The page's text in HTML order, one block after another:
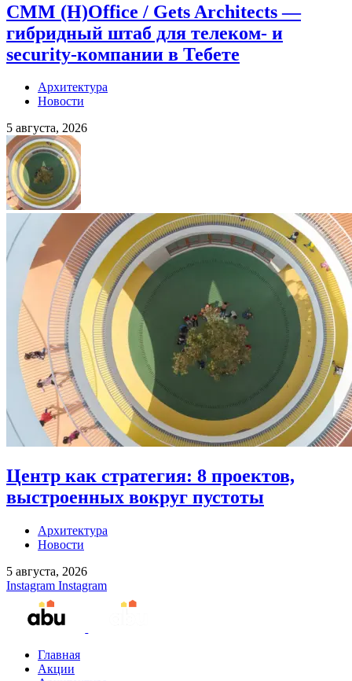
CMM (H)Office / Gets Architects —
гибридный штаб для телеком- и
security-компании в Тебете
Архитектура
Новости
5 августа, 2026
Центр как стратегия: 8 проектов,
выстроенных вокруг пустоты
Архитектура
Новости
5 августа, 2026
Instagram Instagram
Главная
Акции